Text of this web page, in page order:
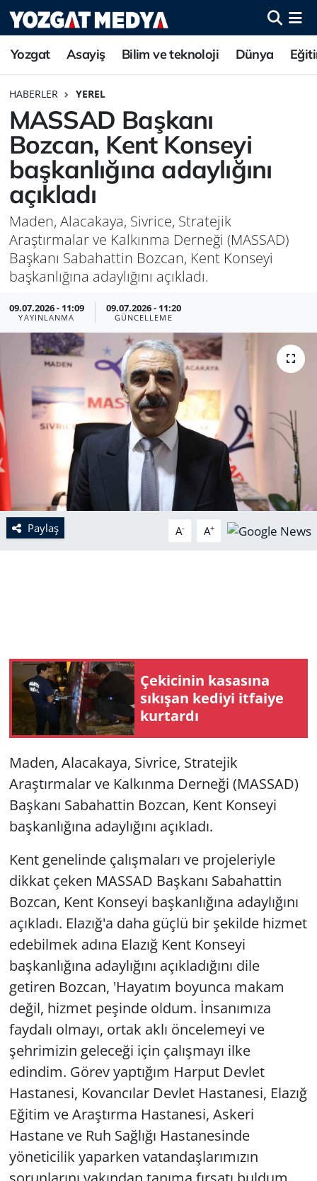
Yozgat Asayiş Bilim ve teknoloji Dünya
HABERLER YEREL
MASSAD Başkanı
Bozcan, Kent Konseyi
başkanlığına adaylığını
açıkladı
Maden, Alacakaya, Sivrice, Stratejik
Araştırmalar ve Kalkınma Derneği (MASSAD)
Başkanı Sabahattin Bozcan, Kent Konseyi
başkanlığına adaylığını açıkladı.
09.07.2026 - 11:09
YAYINLANMA
09.07.2026 - 11:20
GÜNCELLEME
Paylaş A- A+
Çekicinin kasasına
sıkışan kediyi itfaiye
kurtardı
Maden, Alacakaya, Sivrice, Stratejik
Araştırmalar ve Kalkınma Derneği (MASSAD)
Başkanı Sabahattin Bozcan, Kent Konseyi
başkanlığına adaylığını açıkladı.
Kent genelinde çalışmaları ve projeleriyle
dikkat çeken MASSAD Başkanı Sabahattin
Bozcan, Kent Konseyi başkanlığına adaylığını
açıkladı. Elazığ'a daha güçlü bir şekilde hizmet
edebilmek adına Elazığ Kent Konseyi
başkanlığına adaylığını açıkladığını dile
getiren Bozcan, 'Hayatım boyunca makam
değil, hizmet peşinde oldum. İnsanımıza
faydalı olmayı, ortak aklı öncelemeyi ve
şehrimizin geleceği için çalışmayı ilke
edindim. Görev yaptığım Harput Devlet
Hastanesi, Kovancılar Devlet Hastanesi, Elazığ
Eğitim ve Araştırma Hastanesi, Askeri
Hastane ve Ruh Sağlığı Hastanesinde
yöneticilik yaparken vatandaşlarımızın